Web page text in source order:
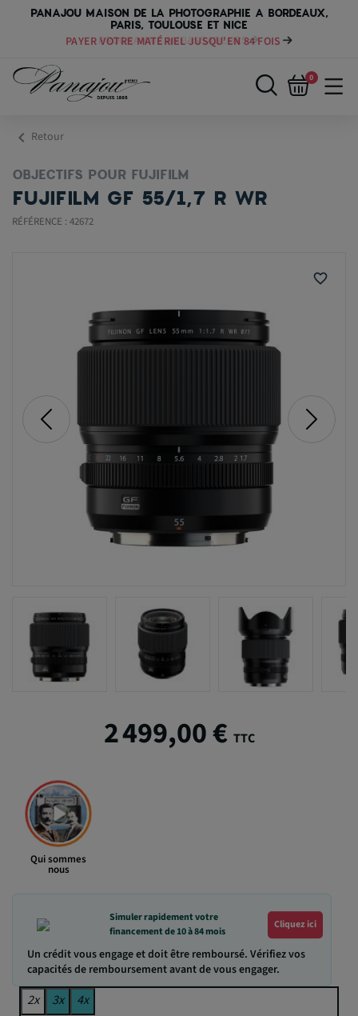
PANAJOU MAISON DE LA PHOTOGRAPHIE A BORDEAUX,
PARIS, TOULOUSE ET NICE
PAYER VOTRE MATÉRIEL JUSQU'EN 84 FOIS
0
chevron_left Retour
OBJECTIFS POUR FUJIFILM
FUJIFILM GF 55/1,7 R WR
RÉFÉRENCE : 42672
favorite_border
2 499,00 € TTC
Qui sommes
nous
Simuler rapidement votre
financement de 10 à 84 mois
Cliquez ici
Un crédit vous engage et doit être remboursé. Vérifiez vos
capacités de remboursement avant de vous engager.
2x 3x 4x